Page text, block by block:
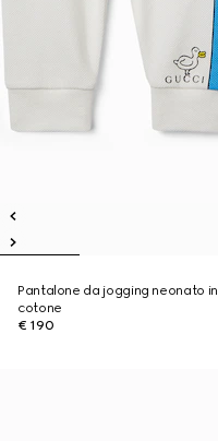
Pantalone da jogging neonato in
cotone
€ 190